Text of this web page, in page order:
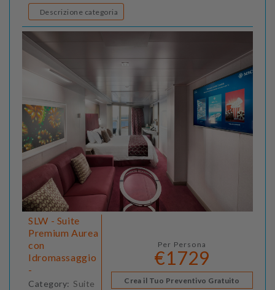
Descrizione categoria
SLW - Suite
Premium Aurea
con
Idromassaggio
-
Category: Suite
Per Persona
€1729
Crea il Tuo Preventivo Gratuito